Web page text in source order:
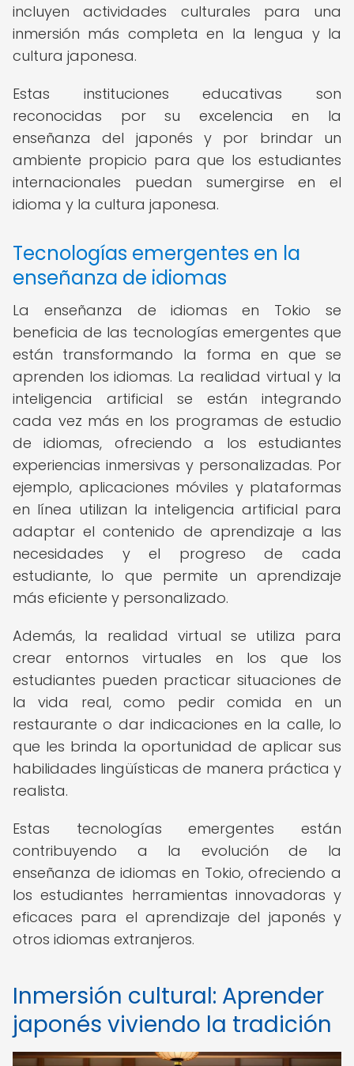
incluyen actividades culturales para una
inmersión más completa en la lengua y la
cultura japonesa.
Estas instituciones educativas son
reconocidas por su excelencia en la
enseñanza del japonés y por brindar un
ambiente propicio para que los estudiantes
internacionales puedan sumergirse en el
idioma y la cultura japonesa.
Tecnologías emergentes en la
enseñanza de idiomas
La enseñanza de idiomas en Tokio se
beneficia de las tecnologías emergentes que
están transformando la forma en que se
aprenden los idiomas. La realidad virtual y la
inteligencia artificial se están integrando
cada vez más en los programas de estudio
de idiomas, ofreciendo a los estudiantes
experiencias inmersivas y personalizadas. Por
ejemplo, aplicaciones móviles y plataformas
en línea utilizan la inteligencia artificial para
adaptar el contenido de aprendizaje a las
necesidades y el progreso de cada
estudiante, lo que permite un aprendizaje
más eficiente y personalizado.
Además, la realidad virtual se utiliza para
crear entornos virtuales en los que los
estudiantes pueden practicar situaciones de
la vida real, como pedir comida en un
restaurante o dar indicaciones en la calle, lo
que les brinda la oportunidad de aplicar sus
habilidades lingüísticas de manera práctica y
realista.
Estas tecnologías emergentes están
contribuyendo a la evolución de la
enseñanza de idiomas en Tokio, ofreciendo a
los estudiantes herramientas innovadoras y
eficaces para el aprendizaje del japonés y
otros idiomas extranjeros.
Inmersión cultural: Aprender
japonés viviendo la tradición